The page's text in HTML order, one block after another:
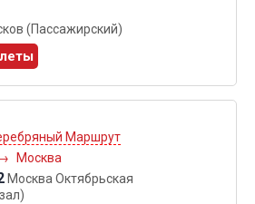
(Пассажирский)
Маршрут
Москва
Москва Октябрьская